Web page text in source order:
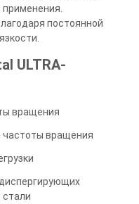
постоянной
ULTRA-
вращения
частоты вращения